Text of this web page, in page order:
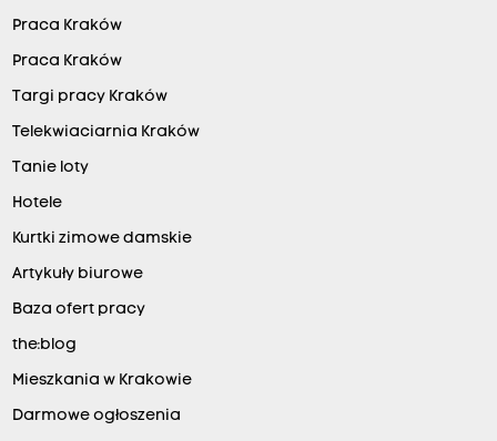
Praca Kraków
Praca Kraków
Targi pracy Kraków
Telekwiaciarnia Kraków
Tanie loty
Hotele
Kurtki zimowe damskie
Artykuły biurowe
Baza ofert pracy
the:blog
Mieszkania w Krakowie
Darmowe ogłoszenia